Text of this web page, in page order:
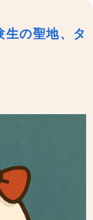
生の聖地、タ